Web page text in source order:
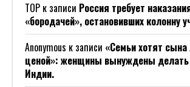
ТОР к записи Россия требует
«бородачей», остановивших колонну
Anonymous к записи «Семьи хотят
ценой»: женщины вынуждены делать
Индии.